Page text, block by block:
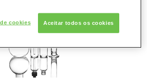
PRODUTOS SKINCEUTICALS
cookies Aceitar todos os cookies